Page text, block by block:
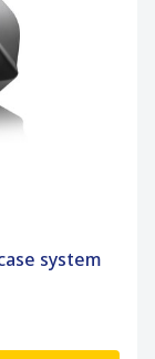
system